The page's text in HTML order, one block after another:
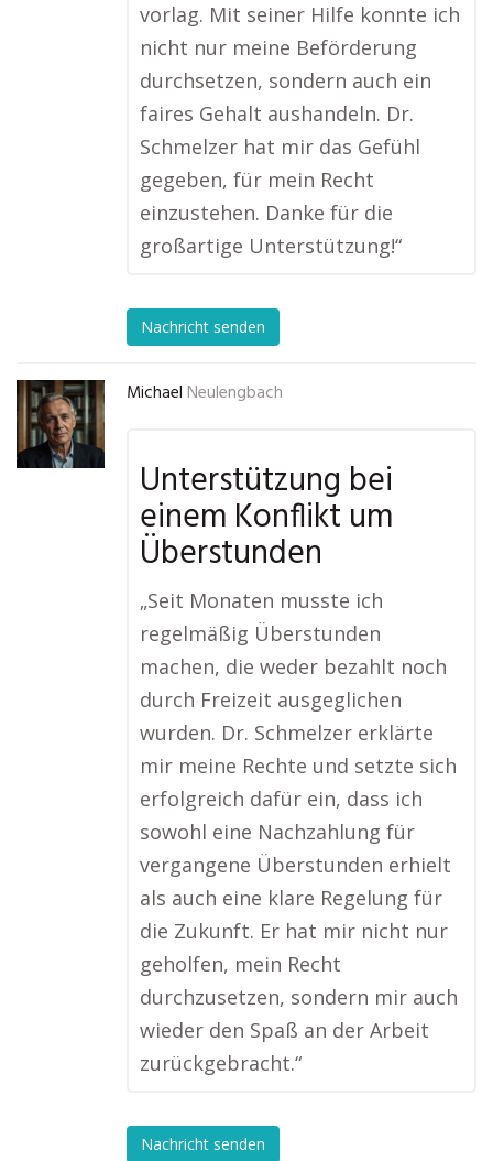
vorlag. Mit seiner Hilfe konnte ich
nicht nur meine Beförderung
durchsetzen, sondern auch ein
faires Gehalt aushandeln. Dr.
Schmelzer hat mir das Gefühl
gegeben, für mein Recht
einzustehen. Danke für die
großartige Unterstützung!“
Nachricht senden
Michael Neulengbach
Unterstützung bei
einem Konflikt um
Überstunden
„Seit Monaten musste ich
regelmäßig Überstunden
machen, die weder bezahlt noch
durch Freizeit ausgeglichen
wurden. Dr. Schmelzer erklärte
mir meine Rechte und setzte sich
erfolgreich dafür ein, dass ich
sowohl eine Nachzahlung für
vergangene Überstunden erhielt
als auch eine klare Regelung für
die Zukunft. Er hat mir nicht nur
geholfen, mein Recht
durchzusetzen, sondern mir auch
wieder den Spaß an der Arbeit
zurückgebracht.“
Nachricht senden